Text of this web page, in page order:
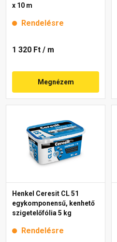
x 10 m
Rendelésre
1 320 Ft / m
Megnézem
Henkel Ceresit CL 51
egykomponensű, kenhető
szigetelőfólia 5 kg
Rendelésre